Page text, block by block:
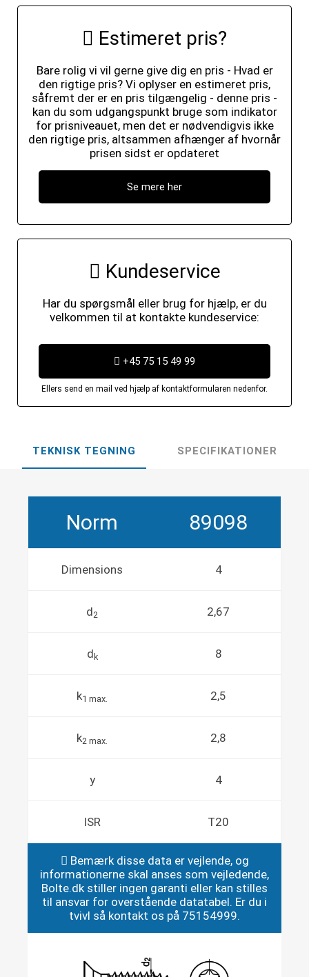
Estimeret pris?
Bare rolig vi vil gerne give dig en pris - Hvad er
den rigtige pris? Vi oplyser en estimeret pris,
såfremt der er en pris tilgængelig - denne pris -
kan du som udgangspunkt bruge som indikator
for prisniveauet, men det er nødvendigvis ikke
den rigtige pris, altsammen afhænger af hvornår
prisen sidst er opdateret
Se mere her
Kundeservice
Har du spørgsmål eller brug for hjælp, er du
velkommen til at kontakte kundeservice:
+45 75 15 49 99
Ellers send en mail ved hjælp af kontaktformularen nedenfor.
TEKNISK TEGNING SPECIFIKATIONER
Norm 89098
Dimensions 4
d2 2,67
d k 8
k1 max. 2,5
k2 max. 2,8
y 4
ISR T20
Bemærk disse data er vejlende, og
informationerne skal anses som vejledende,
Bolte.dk stiller ingen garanti eller kan stilles
til ansvar for overstående datatabel. Er du i
tvivl så kontakt os på 75154999.